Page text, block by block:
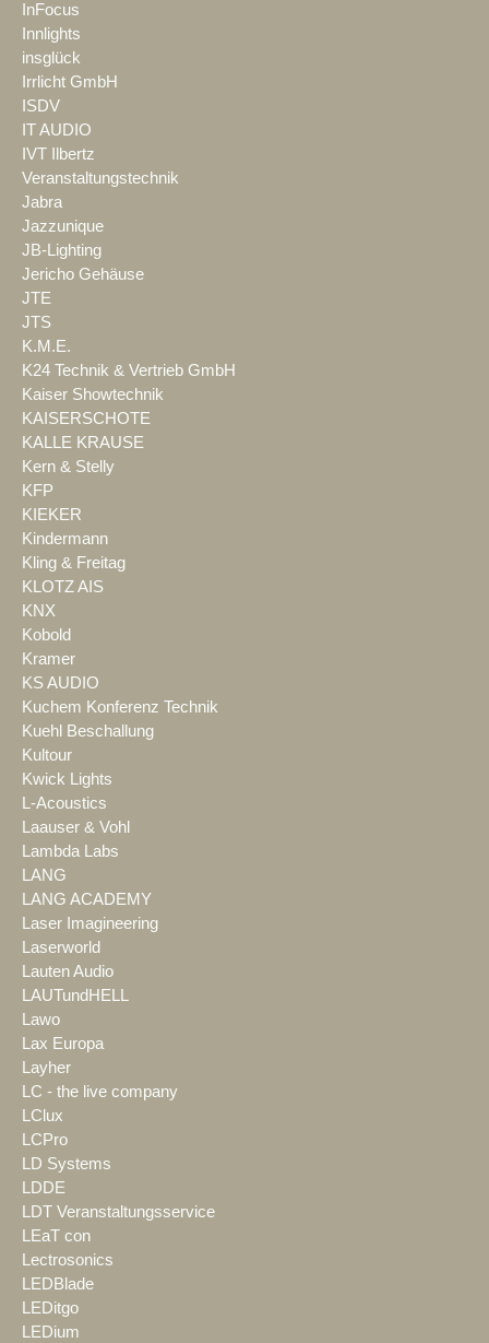
InFocus
Innlights
insglück
Irrlicht GmbH
ISDV
IT AUDIO
IVT Ilbertz
Veranstaltungstechnik
Jabra
Jazzunique
JB-Lighting
Jericho Gehäuse
JTE
JTS
K.M.E.
K24 Technik & Vertrieb GmbH
Kaiser Showtechnik
KAISERSCHOTE
KALLE KRAUSE
Kern & Stelly
KFP
KIEKER
Kindermann
Kling & Freitag
KLOTZ AIS
KNX
Kobold
Kramer
KS AUDIO
Kuchem Konferenz Technik
Kuehl Beschallung
Kultour
Kwick Lights
L-Acoustics
Laauser & Vohl
Lambda Labs
LANG
LANG ACADEMY
Laser Imagineering
Laserworld
Lauten Audio
LAUTundHELL
Lawo
Lax Europa
Layher
LC - the live company
LClux
LCPro
LD Systems
LDDE
LDT Veranstaltungsservice
LEaT con
Lectrosonics
LEDBlade
LEDitgo
LEDium